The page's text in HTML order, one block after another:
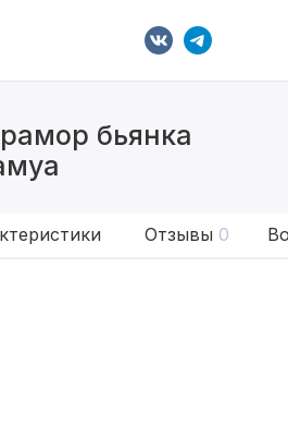
бьянка
Отзывы 0